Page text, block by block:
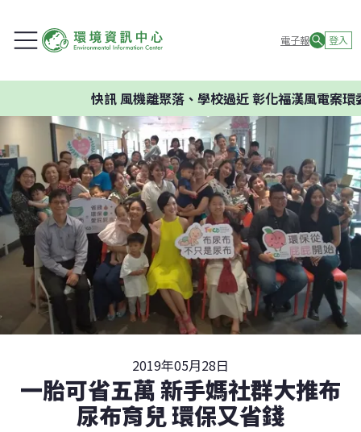
電子報 登入
風機離聚落、學校過近 彰化福漢風電案環委建
2019年05月28日
一胎可省五萬 新手媽社群大推布
尿布育兒 環保又省錢